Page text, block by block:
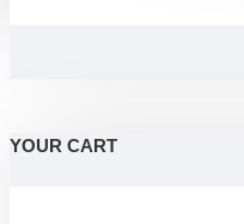
YOUR CART